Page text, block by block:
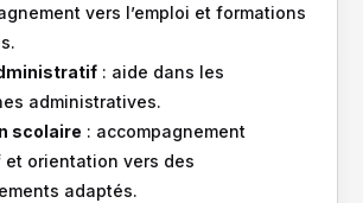
vers l’emploi et formations
: aide dans les
administratives.
scolaire : accompagnement
et orientation vers des
adaptés.